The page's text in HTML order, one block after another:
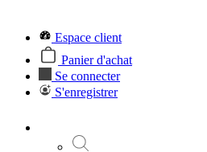
Espace client
Panier d'achat
Se connecter
S'enregistrer